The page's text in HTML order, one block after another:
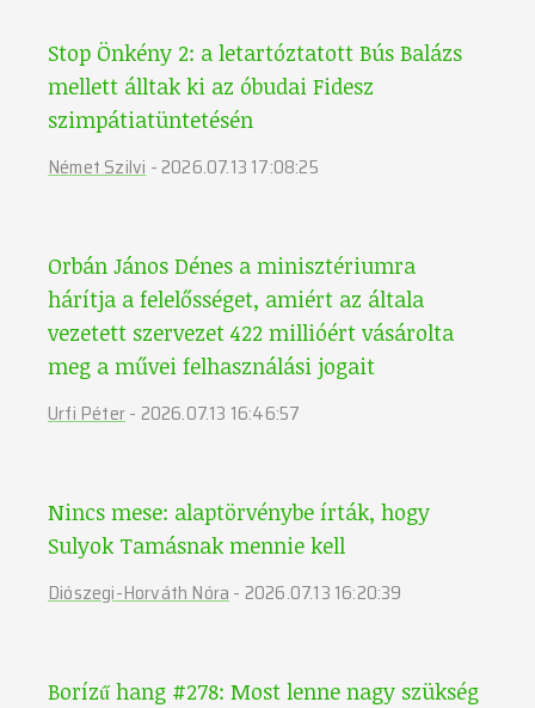
Stop Önkény 2: a letartóztatott Bús Balázs
mellett álltak ki az óbudai Fidesz
szimpátiatüntetésén
Német Szilvi- 2026.07.13 17:08:25
Orbán János Dénes a minisztériumra
hárítja a felelősséget, amiért az általa
vezetett szervezet 422 millióért vásárolta
meg a művei felhasználási jogait
Urfi Péter- 2026.07.13 16:46:57
Nincs mese: alaptörvénybe írták, hogy
Sulyok Tamásnak mennie kell
Diószegi-Horváth Nóra - 2026.07.13 16:20:39
Borízű hang #278: Most lenne nagy szükség